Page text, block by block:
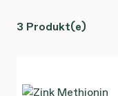
3 Produkt(e)